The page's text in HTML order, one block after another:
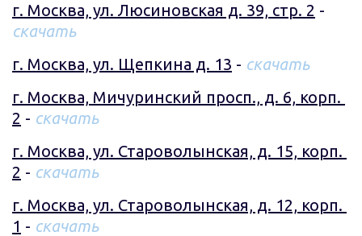
г. Москва, ул. Люсиновская д. 39, стр. 2
скачать
г. Москва, ул. Щепкина д. 13 - скачать
г. Москва, Мичуринский просп., д. 6, корп.
2 - скачать
г. Москва, ул. Староволынская, д. 15, корп.
2 - скачать
г. Москва, ул. Староволынская, д. 12, корп.
1 - скачать